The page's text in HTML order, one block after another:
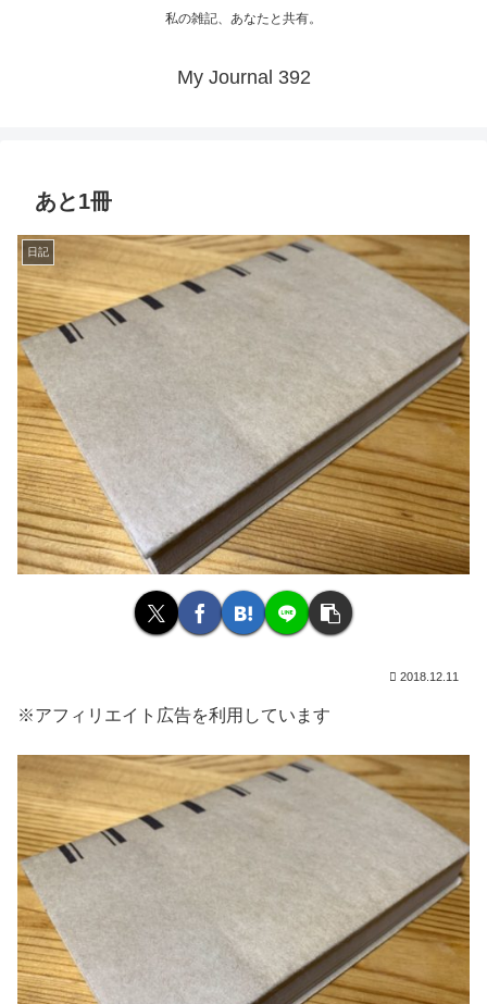
私の雑記、あなたと共有。
My Journal 392
あと1冊
日記
2018.12.11
※アフィリエイト広告を利用しています